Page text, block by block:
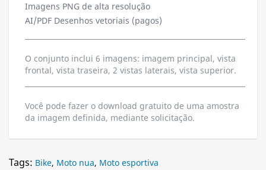
Imagens PNG de alta resolução
AI/PDF Desenhos vetoriais (pagos)
O conjunto inclui 6 imagens: imagem principal, vista
frontal, vista traseira, 2 vistas laterais, vista superior.
Você pode fazer o download gratuito de uma amostra
da imagem definida, mediante solicitação.
Tags: Bike, Moto nua, Moto esportiva